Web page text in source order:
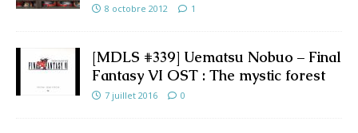
8 octobre 2012 1
[MDLS #339] Uematsu Nobuo – Final
Fantasy VI OST : The mystic forest
7 juillet 2016 0